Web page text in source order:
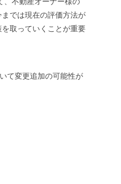
では現在の評価方法が
取っていくことが重要
て変更追加の可能性が